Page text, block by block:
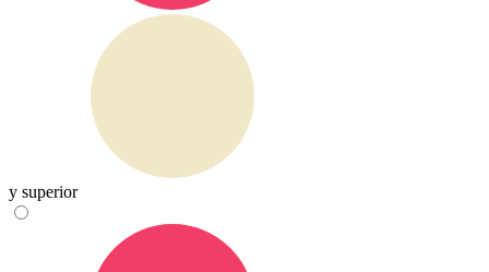
y superior